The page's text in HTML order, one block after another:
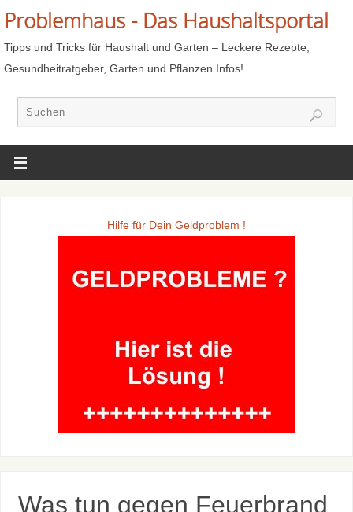
Problemhaus - Das Haushaltsportal
Tipps und Tricks für Haushalt und Garten – Leckere Rezepte,
Gesundheitratgeber, Garten und Pflanzen Infos!
Hilfe für Dein Geldproblem !
Was tun gegen Feuerbrand